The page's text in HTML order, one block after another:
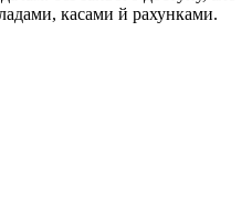
касами й рахунками.